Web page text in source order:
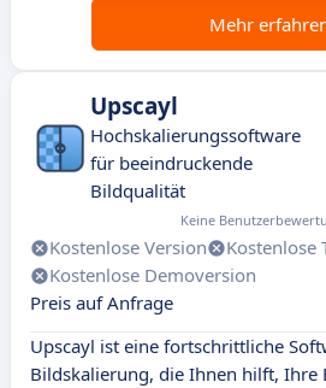
Mehr
Upscayl
Hochskalierungssoftware
für beeindruckende
Bildqualität
Keine
Kostenlose Version
Kostenlose
Kostenlose Demoversion
Preis auf Anfrage
Upscayl ist eine fortschrittliche
Bildskalierung, die Ihnen hilft, Ihre